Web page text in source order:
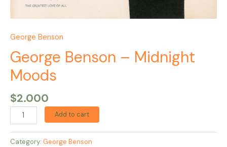
George Benson
George Benson – Midnight
Moods
$2.000
Add to cart
Category: George Benson